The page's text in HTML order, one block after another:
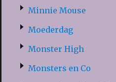
Minnie Mouse
Moederdag
Monster High
Monsters en Co